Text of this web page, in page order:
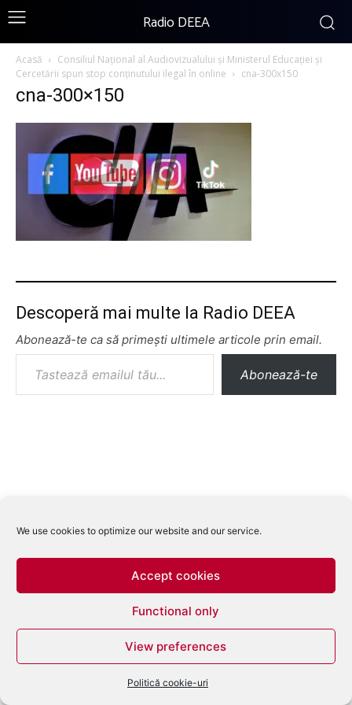
We use cookies to optimize our website and our service.
Accept cookies
Functional only
View preferences
Politică cookie-uri
Radio DEEA
Acasă
Consiliul Național al Audiovizualului și Ministerul Educației și
Cercetării spun stop conținutului ilegal în online
cna-300x150
cna-300×150
Descoperă mai multe la Radio DEEA
Abonează-te ca să primești ultimele articole prin email.
Tastează emailul tău...
Abonează-te